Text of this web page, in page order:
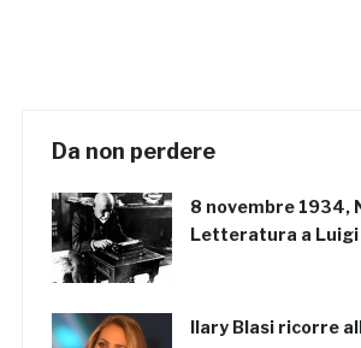
Da non perdere
8 novembre 1934,
Letteratura a Luigi
Ilary Blasi ricorre